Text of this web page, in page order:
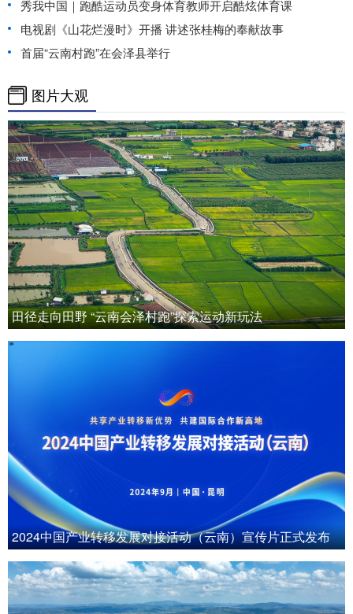
秀我中国｜跑酷运动员变身体育教师开启酷炫体育课
电视剧《山花烂漫时》开播 讲述张桂梅的奉献故事
首届“云南村跑”在会泽县举行
图片大观
田径走向田野 “云南会泽村跑”探索运动新玩法
2024中国产业转移发展对接活动（云南）宣传片正式发布